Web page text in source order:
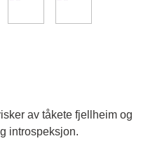
av tåkete fjellheim og
introspeksjon.